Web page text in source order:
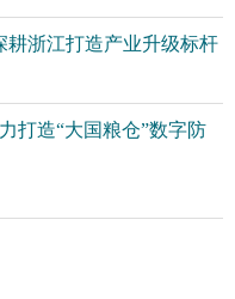
耕浙江打造产业升级标杆
打造“大国粮仓”数字防